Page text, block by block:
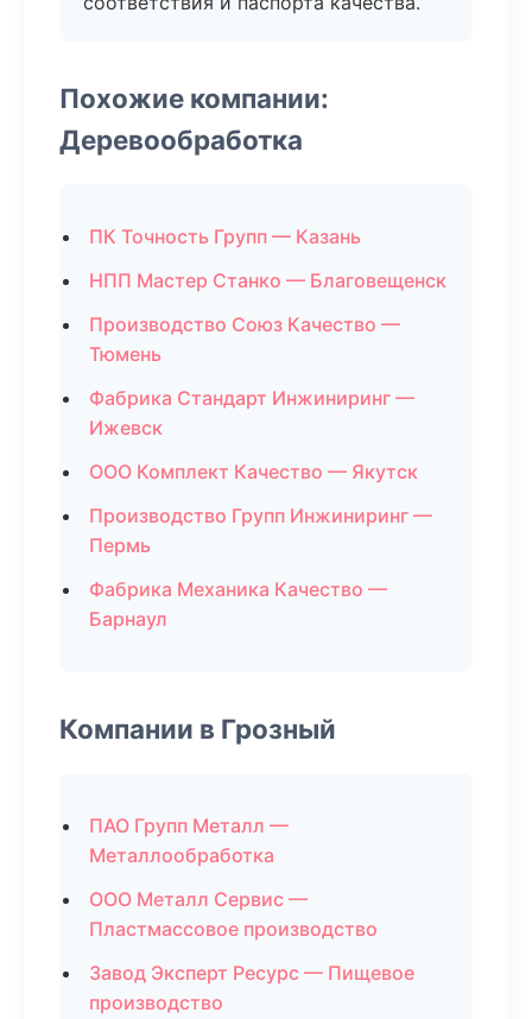
Похожие компании:
Деревообработка
ПК Точность Групп — Казань
НПП Мастер Станко — Благовещенск
Производство Союз Качество —
Тюмень
Фабрика Стандарт Инжиниринг —
Ижевск
ООО Комплект Качество — Якутск
Производство Групп Инжиниринг —
Пермь
Фабрика Механика Качество —
Барнаул
Компании в Грозный
ПАО Групп Металл —
Металлообработка
ООО Металл Сервис —
Пластмассовое производство
Завод Эксперт Ресурс — Пищевое
производство